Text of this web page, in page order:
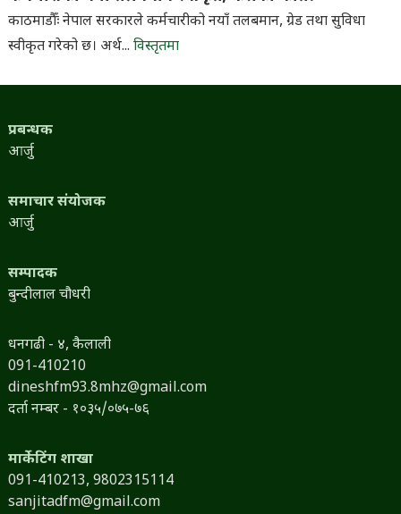
काठमाडौँः नेपाल सरकारले कर्मचारीको नयाँ तलबमान, ग्रेड तथा सुविधा
स्वीकृत गरेको छ। अर्थ... विस्तृतमा
प्रबन्धक
आर्जु
समाचार संयोजक
आर्जु
सम्पादक
बुन्दीलाल चौधरी
धनगढी - ४, कैलाली
091-410210
dineshfm93.8mhz@gmail.com
दर्ता नम्बर - १०३५/०७५-७६
मार्केटिंग शाखा
091-410213, 9802315114
sanjitadfm@gmail.com